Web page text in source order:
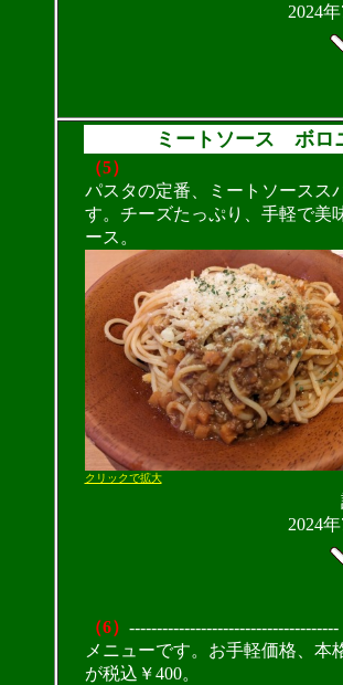
2024
ミートソース ボロ
（5）
パスタの定番、ミートソースス
す。チーズたっぷり、手軽で美
ース。
クリックで拡大
2024
（6） --------------------------------------
メニューです。お手軽価格、本
が税込￥400。